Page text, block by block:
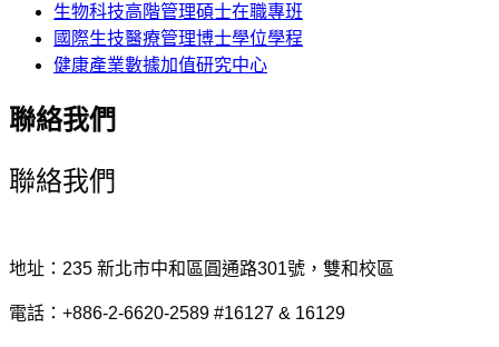
生物科技高階管理碩士在職專班
國際生技醫療管理博士學位學程
健康產業數據加值研究中心
聯絡我們
聯絡我們
地址：235 新北市中和區圓通路301號，雙和校區
電話：+886-2-6620-2589 #16127 & 16129